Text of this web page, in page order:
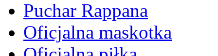
Puchar Rappana
Oficjalna maskotka